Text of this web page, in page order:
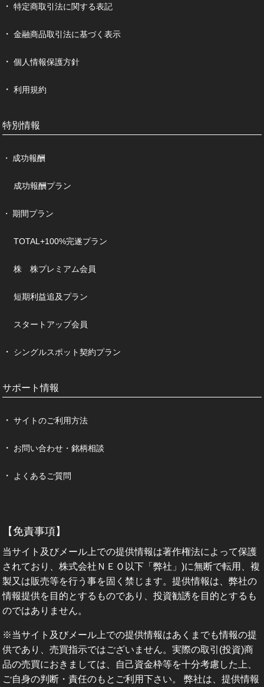
特定商取引法に関する表記
金融商品取引法に基づく表示
個人情報保護方針
利用規約
特別情報
成功報酬
成功報酬プラン
期間プラン
TOTAL+100%完遂プラン
株 株プレミアム会員
短期利益追及プラン
スタートアップ会員
シングルスポット契約プラン
サポート情報
サイトのご利用方法
お問い合わせ・銘柄相談
よくあるご質問
【免責事項】
当サイト及びメール上での提供情報は著作権法によって保護
されており、株式会社ＮＥＯ以下「弊社」)に無断で転用、複
製又は販売等を行う事を固く禁じます。提供情報は、弊社の
情報提供を目的とするものであり、投資勧誘を目的とするも
のではありません。
※当サイト及びメール上での提供情報はあくまでも情報の提
供であり、売買指示ではございません。実際の取引(投資)商
品の売買におきましては、自己資金枠等を十分考慮した上、
ご自身の判断・責任のもとご利用下さい。 弊社は、提供情報